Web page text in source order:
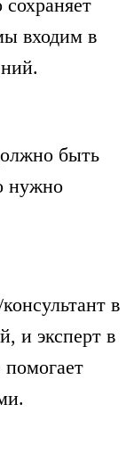
входим в
быть
нужно
в
и эксперт в